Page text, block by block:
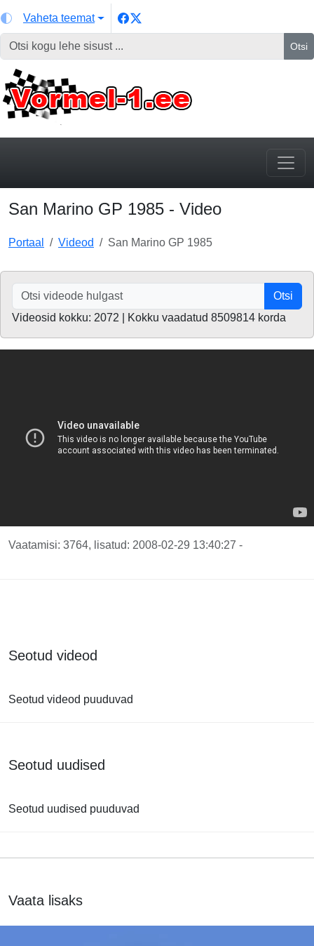
Vaheta teemat
Otsi
San Marino GP 1985 - Video
Portaal Videod San Marino GP 1985
Otsi
Videosid kokku: 2072 | Kokku vaadatud 8509814 korda
Vaatamisi: 3764, lisatud: 2008-02-29 13:40:27 -
Seotud videod
Seotud videod puuduvad
Seotud uudised
Seotud uudised puuduvad
Vaata lisaks